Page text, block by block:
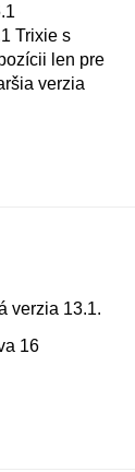
Trixie s
len pre
verzia
verzia 13.1.
16